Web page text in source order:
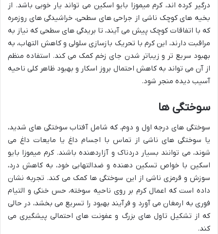
درگیر کرده اند، کرم میموزا بایو اسکین می تواند یار خوبی باشد. از
بخیه های کوچک ناشی از جراحی های سطحی، خراشیدگی های روزمره
که با اتفاقات کوچک پیش می آیند، تا بریدگی های سطحی که نیاز به
مراقبت دارند، این کرم با تحریک بازسازی سلولی و کاهش التهاب، به
بهبود سریع تر و زیباتر شدن جای زخم کمک می کند. استفاده منظم
از آن می تواند به کاهش احتمال بروز اسکار و بهبود ظاهر کلی ناحیه
آسیب دیده منجر شود.
سوختگی ها
سوختگی های درجه اول و دوم، که شامل آفتاب سوختگی های شدید،
یا سوختگی های ناشی از تماس با اجسام داغ یا مایعات داغ می
شوند، می توانند بسیار دردناک و آزاردهنده باشند. کرم میموزا بایو
اسکین با خواص تسکین دهنده و ضدالتهابی خود، به کاهش درد،
سوزش و قرمزی ناشی از این سوختگی ها کمک می کند. تجربه نشان
داده است که اعمال کرم بر روی ناحیه سوخته، حس خنکی و التیام
فوری به ارمغان می آورد و فرآیند بهبود را تسریع می بخشد، در حالی
که از تشکیل تاول های بزرگ و عفونت های احتمالی پیشگیری می
کند.